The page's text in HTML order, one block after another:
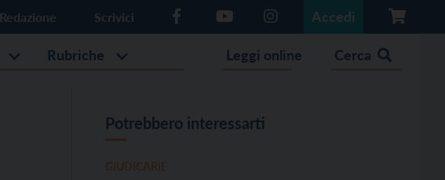
Redazione Scrivici Accedi
Rubriche Leggi online Cerca
Potrebbero interessarti